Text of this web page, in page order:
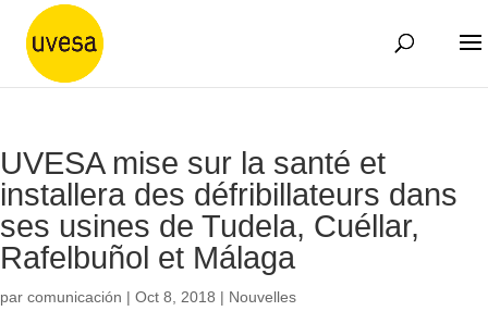
UVESA mise sur la santé et
installera des défribillateurs dans
ses usines de Tudela, Cuéllar,
Rafelbuñol et Málaga
par comunicación | Oct 8, 2018 | Nouvelles